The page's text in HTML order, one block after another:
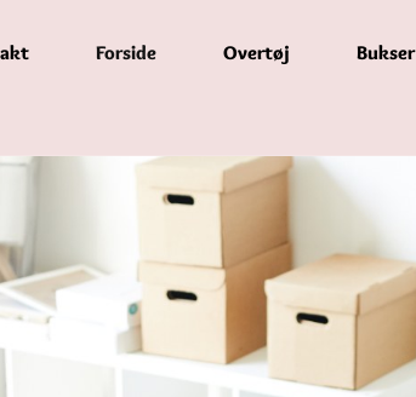
Forside Overtøj Bukser